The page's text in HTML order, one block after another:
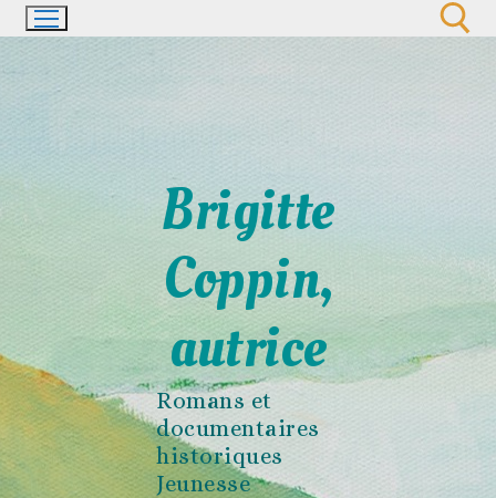
Aller
au
Brigitte
Coppin,
autrice
Romans et
documentaires
historiques
Jeunesse